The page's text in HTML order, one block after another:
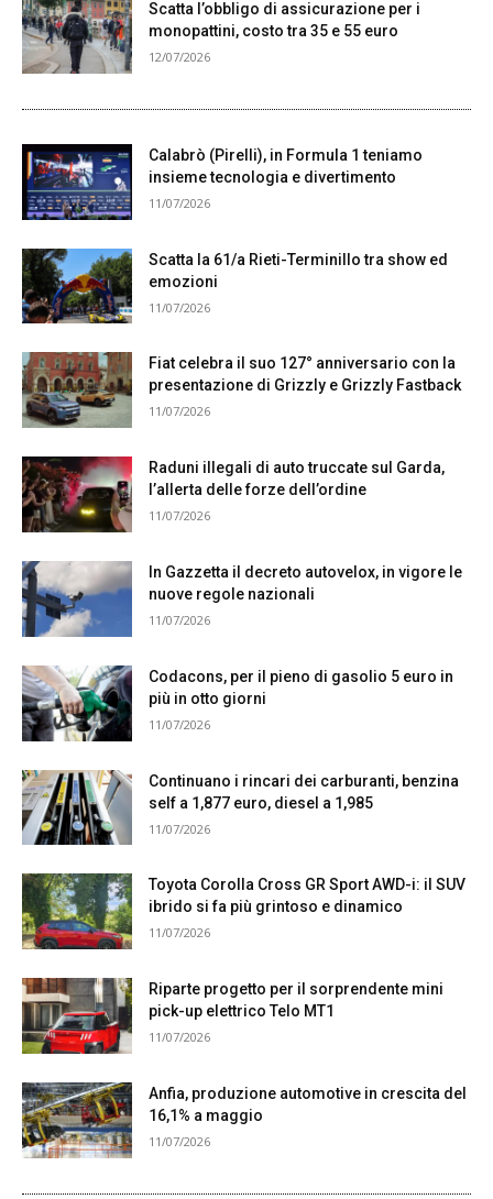
Scatta l’obbligo di assicurazione per i
monopattini, costo tra 35 e 55 euro
12/07/2026
Calabrò (Pirelli), in Formula 1 teniamo
insieme tecnologia e divertimento
11/07/2026
Scatta la 61/a Rieti-Terminillo tra show ed
emozioni
11/07/2026
Fiat celebra il suo 127° anniversario con la
presentazione di Grizzly e Grizzly Fastback
11/07/2026
Raduni illegali di auto truccate sul Garda,
l’allerta delle forze dell’ordine
11/07/2026
In Gazzetta il decreto autovelox, in vigore le
nuove regole nazionali
11/07/2026
Codacons, per il pieno di gasolio 5 euro in
più in otto giorni
11/07/2026
Continuano i rincari dei carburanti, benzina
self a 1,877 euro, diesel a 1,985
11/07/2026
Toyota Corolla Cross GR Sport AWD-i: il SUV
ibrido si fa più grintoso e dinamico
11/07/2026
Riparte progetto per il sorprendente mini
pick-up elettrico Telo MT1
11/07/2026
Anfia, produzione automotive in crescita del
16,1% a maggio
11/07/2026